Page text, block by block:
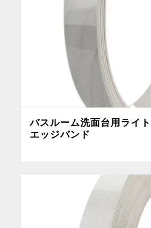
バスルーム洗面台用ライ
エッジバンド